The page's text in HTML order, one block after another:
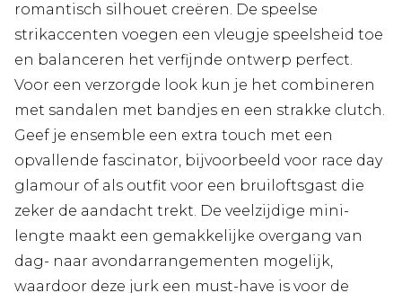
romantisch silhouet creëren. De speelse
strikaccenten voegen een vleugje speelsheid toe
en balanceren het verfijnde ontwerp perfect.
Voor een verzorgde look kun je het combineren
met sandalen met bandjes en een strakke clutch.
Geef je ensemble een extra touch met een
opvallende fascinator, bijvoorbeeld voor race day
glamour of als outfit voor een bruiloftsgast die
zeker de aandacht trekt. De veelzijdige mini-
lengte maakt een gemakkelijke overgang van
dag- naar avondarrangementen mogelijk,
waardoor deze jurk een must-have is voor de